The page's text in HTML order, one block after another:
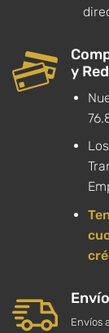
y
Envíos